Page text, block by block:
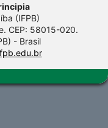
(IFPB)
CEP: 58015-020.
- Brasil